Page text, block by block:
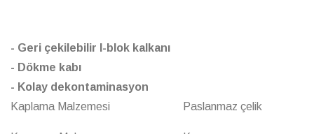
- Geri çekilebilir l-blok kalkanı
- Dökme kabı
- Kolay dekontaminasyon
Kaplama Malzemesi
Paslanmaz çelik